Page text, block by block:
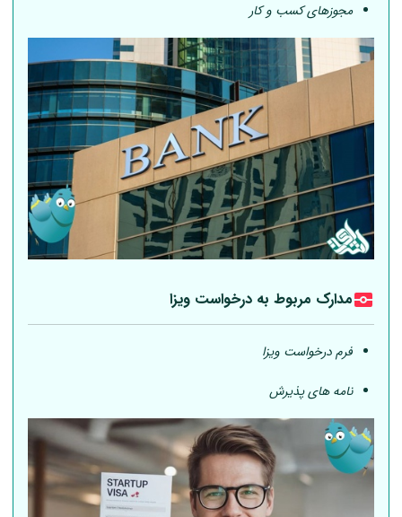
مجوزهای کسب و کار
مدارک مربوط به درخواست ویزا
فرم درخواست ویزا
نامه های پذیرش